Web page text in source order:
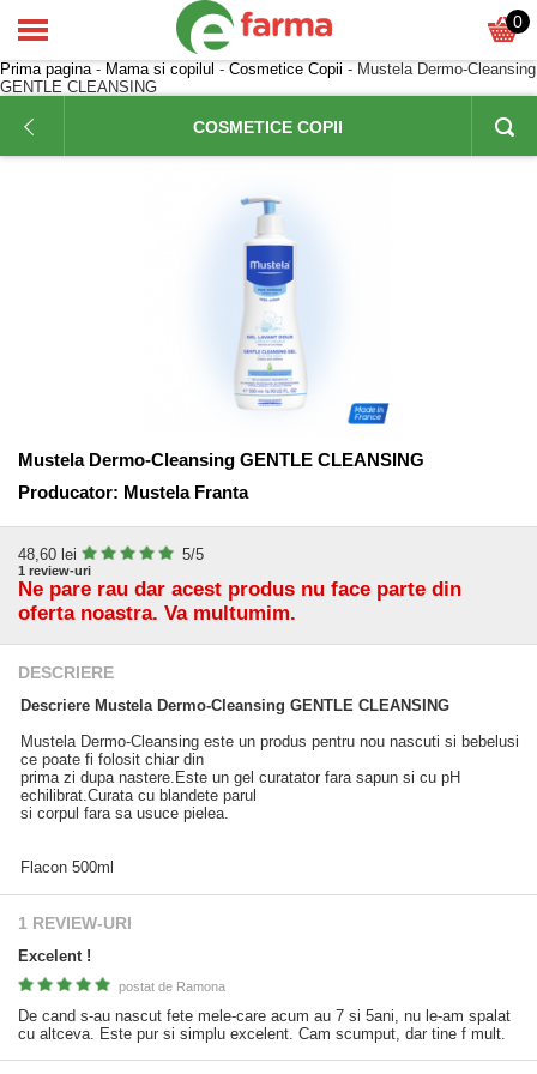
0
Prima pagina- Mama si copilul - Cosmetice Copii - Mustela Dermo-Cleansing
GENTLE CLEANSING
COSMETICE COPII
Mustela Dermo-Cleansing GENTLE CLEANSING
Producator: Mustela Franta
48,60 lei 5/5
1 review-uri
Ne pare rau dar acest produs nu face parte din
oferta noastra. Va multumim.
DESCRIERE
Descriere Mustela Dermo-Cleansing GENTLE CLEANSING
Mustela Dermo-Cleansing este un produs pentru nou nascuti si bebelusi
ce poate fi folosit chiar din
prima zi dupa nastere.Este un gel curatator fara sapun si cu pH
echilibrat.Curata cu blandete parul
si corpul fara sa usuce pielea.
Flacon 500ml
1 REVIEW-URI
Excelent !
postat de Ramona
De cand s-au nascut fete mele-care acum au 7 si 5ani, nu le-am spalat
cu altceva. Este pur si simplu excelent. Cam scumput, dar tine f mult.